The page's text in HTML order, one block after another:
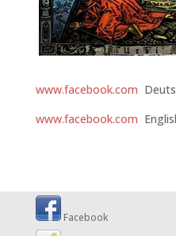
www.facebook.com
www.facebook.com
Facebook